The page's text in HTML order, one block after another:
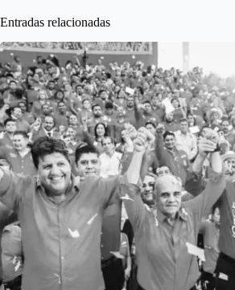
Entradas relacionadas